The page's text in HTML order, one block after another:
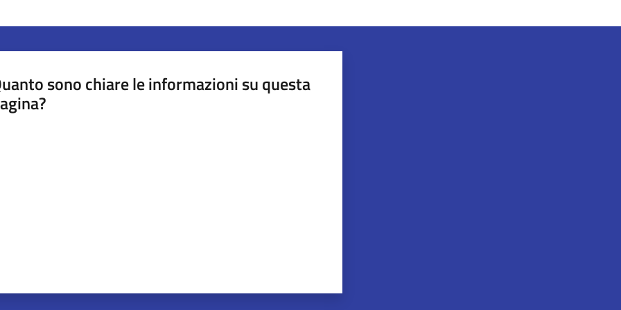
sono chiare le informazioni su questa